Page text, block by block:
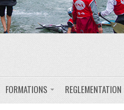
FORMATIONS REGLEMENTATION